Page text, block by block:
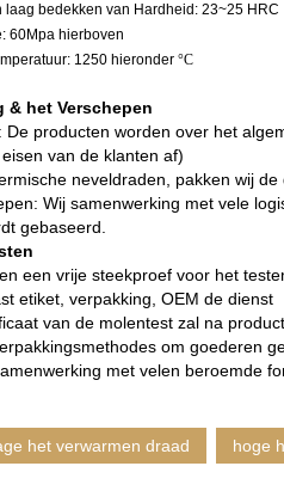
laag bedekken van Hardheid: 23~25 HRC
60Mpa hierboven
1250 hieronder °C
& het Verschepen
De producten worden over het
van de klanten af)
neveldraden, pakken wij
Wij samenwerking met vele
gebaseerd.
een vrije steekproef voor het
etiket, verpakking, OEM de dienst
van de molentest zal na
om goederen
met velen beroemde
het verwarmen draad hoge